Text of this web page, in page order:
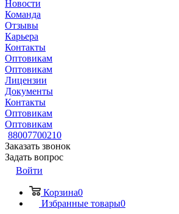
Новости
Команда
Отзывы
Карьера
Контакты
Оптовикам
Оптовикам
Лицензии
Документы
Контакты
Оптовикам
Оптовикам
88007700210
Заказать звонок
Задать вопрос
Войти
Корзина0
Избранные товары0